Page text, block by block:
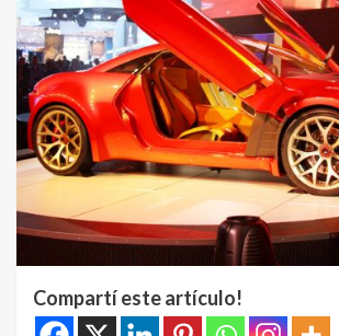
Compartí este artículo!